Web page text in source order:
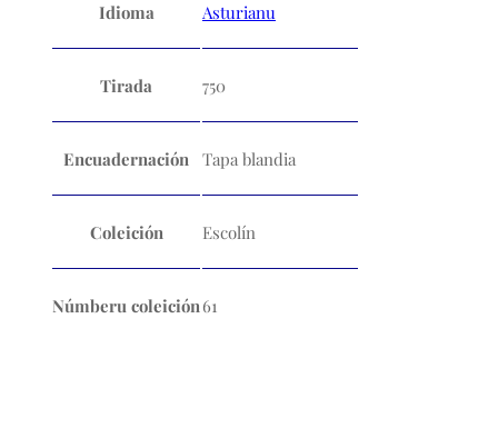
Idioma Asturianu
Tirada 750
Encuadernación Tapa blandia
Coleición Escolín
Númberu coleición61